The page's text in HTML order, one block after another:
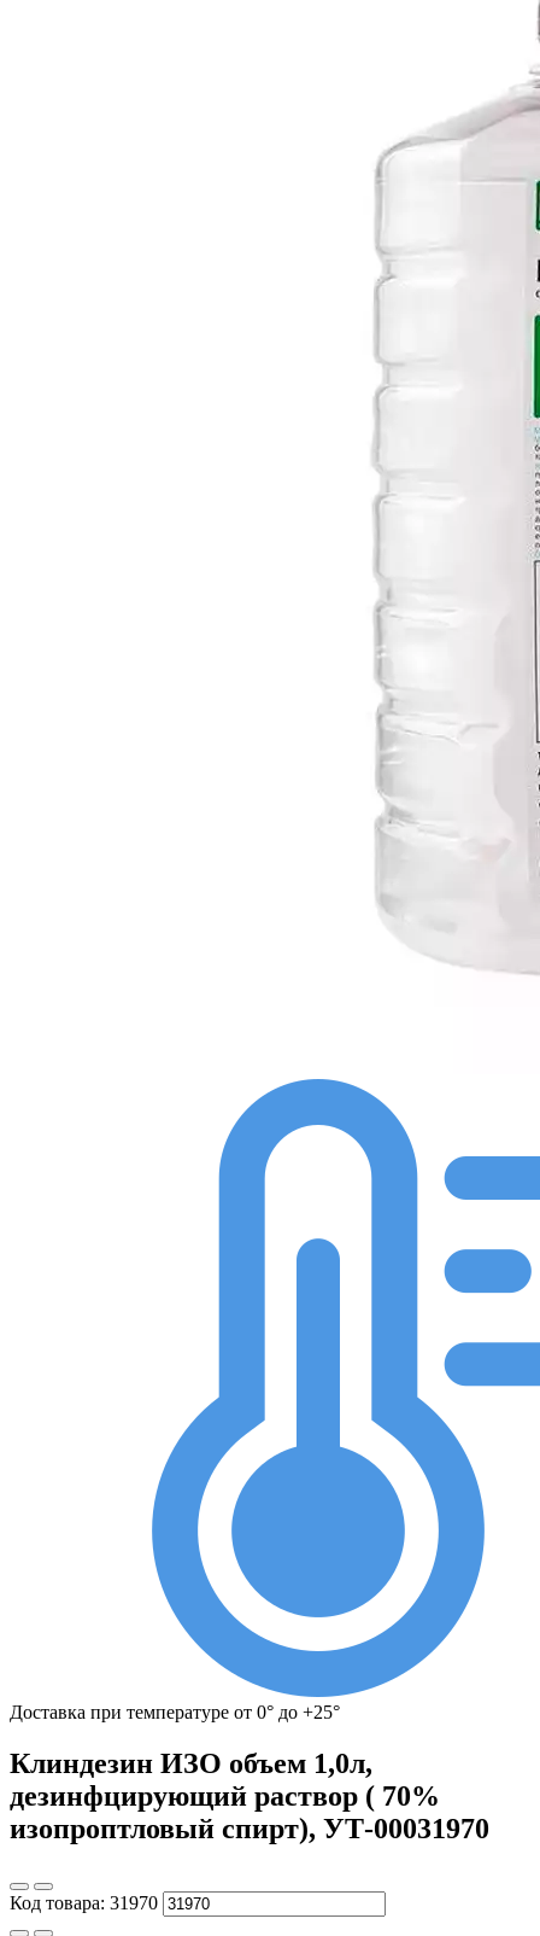
Доставка при температуре от 0° до +25°
Клиндезин ИЗО объем 1,0л,
дезинфцирующий раствор ( 70%
изопроптловый спирт), УТ-00031970
Код товара: 31970